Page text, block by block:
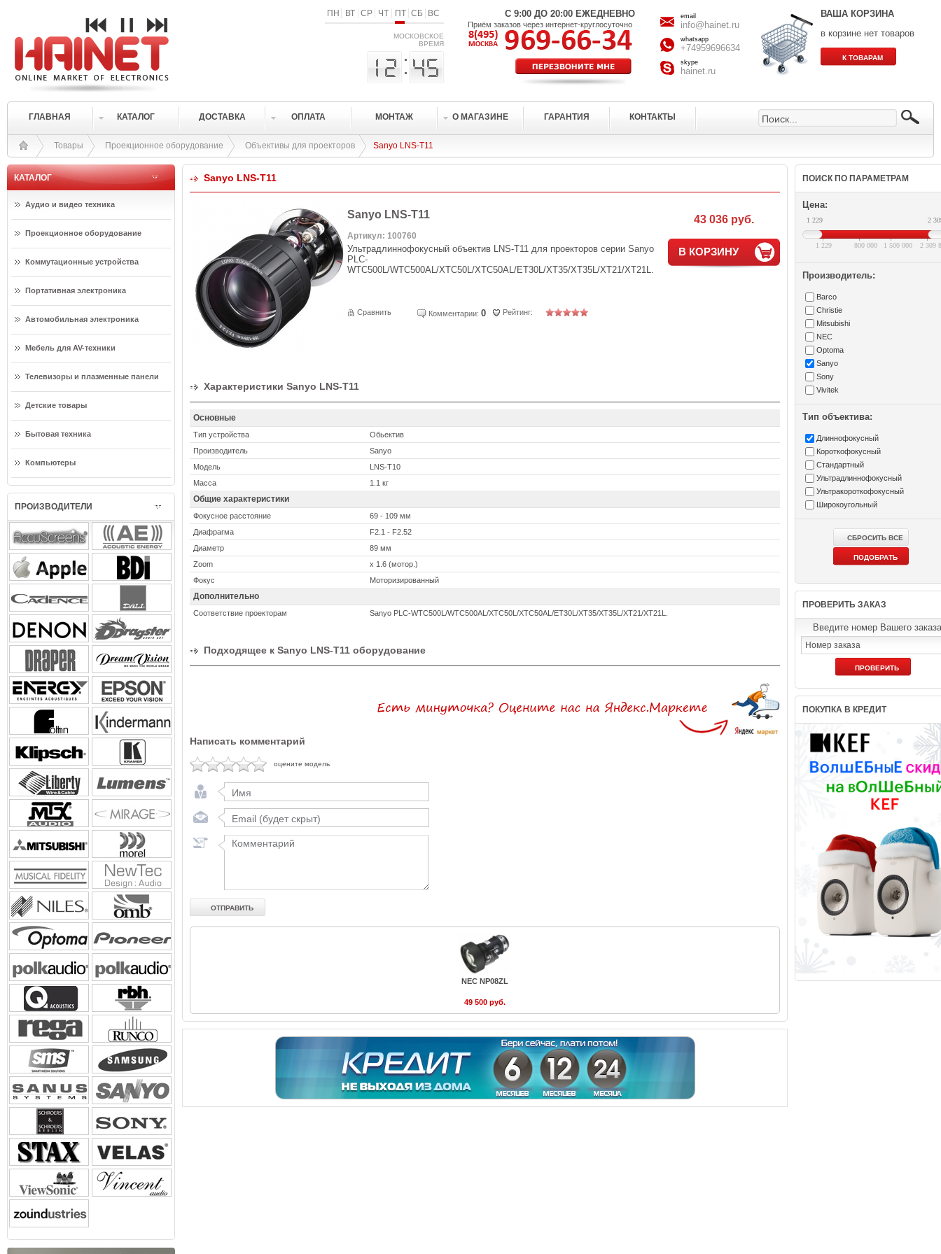
ПН ВТ СР ЧТ ПТ СБ ВС
МОСКОВСКОЕ
ВРЕМЯ
С 9:00 ДО 20:00 ЕЖЕДНЕВНО
Приём заказов через интернет-круглосуточно
email
info@hainet.ru
whatsapp
+74959696634
skype
hainet.ru
ВАША КОРЗИНА
в корзине нет товаров
ГЛАВНАЯ КАТАЛОГ ДОСТАВКА ОПЛАТА МОНТАЖ О МАГАЗИНЕ ГАРАНТИЯ КОНТАКТЫ
Товары Проекционное оборудование Объективы для проекторов Sanyo LNS-T11
КАТАЛОГ
Аудио и видео техника
Проекционное оборудование
Коммутационные устройства
Портативная электроника
Автомобильная электроника
Мебель для AV-техники
Телевизоры и плазменные панели
Детские товары
Бытовая техника
Компьютеры
ПРОИЗВОДИТЕЛИ
Sanyo LNS-T11
Sanyo LNS-T11
Артикул: 100760
Ультрадлиннофокусный объектив LNS-T11 для проекторов серии Sanyo
PLC-
WTC500L/WTC500AL/XTC50L/XTC50AL/ET30L/XT35/XT35L/XT21/XT21L.
Сравнить Комментарии: 0 Рейтинг:
43 036 руб.
В КОРЗИНУ
Характеристики Sanyo LNS-T11
Основные
Тип устройства
Обьектив
Производитель
Sanyo
Модель
LNS-T10
Масса
1.1 кг
Общие характеристики
Фокусное расстояние
69 - 109 мм
Диафрагма
F2.1 - F2.52
Диаметр
89 мм
Zoom
x 1.6 (мотор.)
Фокус
Моторизированный
Дополнительно
Соответствие проекторам Sanyo PLC-WTC500L/WTC500AL/XTC50L/XTC50AL/ET30L/XT35/XT35L/XT21/XT21L.
Подходящее к Sanyo LNS-T11 оборудование
Написать комментарий
оцените модель
NEC NP08ZL
49 500 руб.
ПОИСК ПО ПАРАМЕТРАМ
Цена:
1 229 2
1 229 2 309
800 000 1 500 000
Производитель:
Barco
Christie
Mitsubishi
NEC
Optoma
Sanyo
Sony
Vivitek
Тип объектива:
Длиннофокусный
Короткофокусный
Стандартный
Ультрадлиннофокусный
Ультракороткофокусный
Широкоугольный
ПРОВЕРИТЬ ЗАКАЗ
Введите номер Вашего заказа
ПОКУПКА В КРЕДИТ